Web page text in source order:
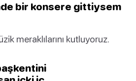
bir konsere gittiysem
meraklılarını kutluyoruz.